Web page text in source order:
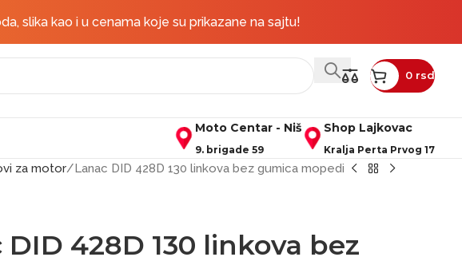
slika kao i u cenama koje su prikazane na sajtu!
dostava za porudžbine iznad 50.000 rsd Pratite nas na društvenim mrežama:
0 rsd
Moto Centar - Niš
9. brigade 59
Shop Lajkovac
Kralja Perta Prvog 17
za motor Lanac DID 428D 130 linkova bez gumica mopedi
DID 428D 130 linkova bez